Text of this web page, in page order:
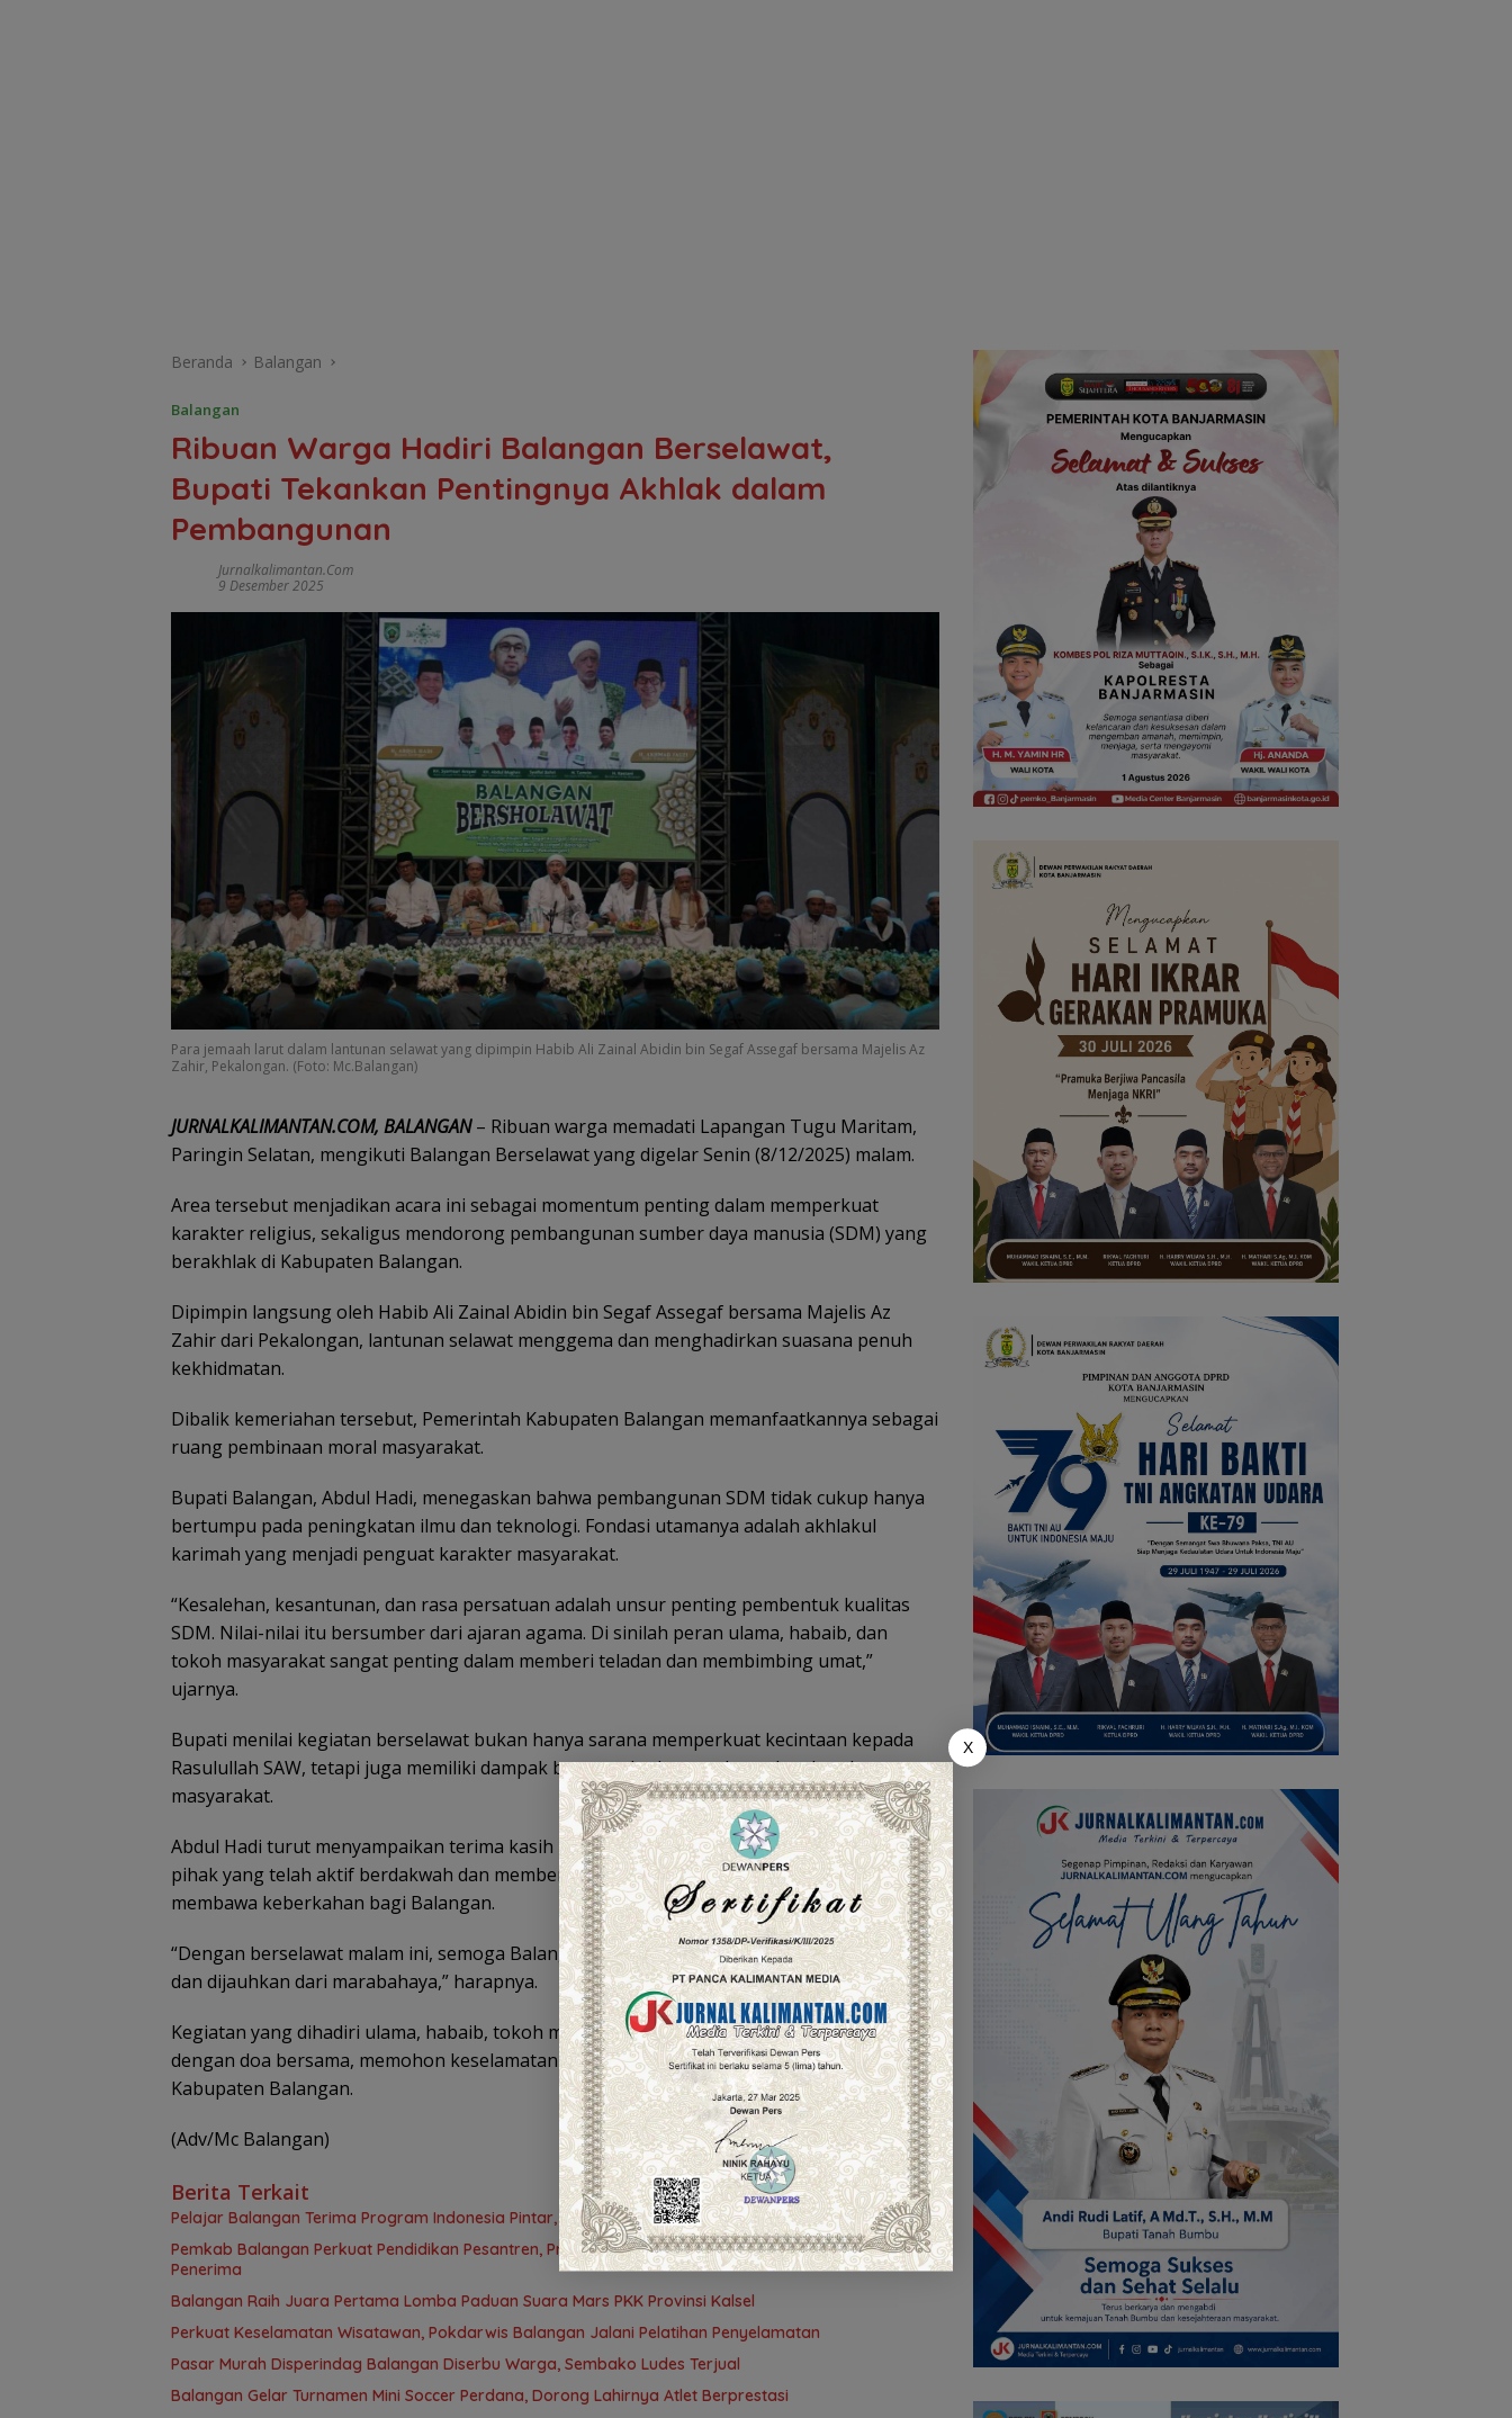
Beranda Balangan
Balangan
Ribuan Warga Hadiri Balangan Berselawat,
Bupati Tekankan Pentingnya Akhlak dalam
Pembangunan
Jurnalkalimantan.com
9 Desember 2025
Para jemaah larut dalam lantunan selawat yang dipimpin Habib Ali Zainal Abidin bin Segaf Assegaf bersama Majelis Az
Zahir, Pekalongan. (Foto: Mc.Balangan)
JURNALKALIMANTAN.COM, BALANGAN– Ribuan warga memadati Lapangan Tugu Maritam,
Paringin Selatan, mengikuti Balangan Berselawat yang digelar Senin (8/12/2025) malam.
Area tersebut menjadikan acara ini sebagai momentum penting dalam memperkuat
karakter religius, sekaligus mendorong pembangunan sumber daya manusia (SDM) yang
berakhlak di Kabupaten Balangan.
Dipimpin langsung oleh Habib Ali Zainal Abidin bin Segaf Assegaf bersama Majelis Az
Zahir dari Pekalongan, lantunan selawat menggema dan menghadirkan suasana penuh
kekhidmatan.
Dibalik kemeriahan tersebut, Pemerintah Kabupaten Balangan memanfaatkannya sebagai
ruang pembinaan moral masyarakat.
Bupati Balangan, Abdul Hadi, menegaskan bahwa pembangunan SDM tidak cukup hanya
bertumpu pada peningkatan ilmu dan teknologi. Fondasi utamanya adalah akhlakul
karimah yang menjadi penguat karakter masyarakat.
“Kesalehan, kesantunan, dan rasa persatuan adalah unsur penting pembentuk kualitas
SDM. Nilai-nilai itu bersumber dari ajaran agama. Di sinilah peran ulama, habaib, dan
tokoh masyarakat sangat penting dalam memberi teladan dan membimbing umat,”
ujarnya.
Bupati menilai kegiatan berselawat bukan hanya sarana memperkuat kecintaan kepada
Rasulullah SAW, tetapi juga memiliki dampak besar terhadap pembentukan karakter
masyarakat.
Abdul Hadi turut menyampaikan terima kasih kepada para ulama, habaib, serta semua
pihak yang telah aktif berdakwah dan memberikan teladan. Ia berharap momentum ini
membawa keberkahan bagi Balangan.
“Dengan berselawat malam ini, semoga Balangan mendapat berkah, diturunkan rahmat,
dan dijauhkan dari marabahaya,” harapnya.
Kegiatan yang dihadiri ulama, habaib, tokoh masyarakat, dan unsur Forkopimda ini ditutup
dengan doa bersama, memohon keselamatan dan perlindungan Allah SWT bagi
Kabupaten Balangan.
(Adv/Mc Balangan)
Berita Terkait
Pelajar Balangan Terima Program Indonesia Pintar, Rifqinizamy Apresiasi Komitmen Pemkab
Pemkab Balangan Perkuat Pendidikan Pesantren, Program Beasiswa Santri Sudah Jangkau 2.751
Penerima
Balangan Raih Juara Pertama Lomba Paduan Suara Mars PKK Provinsi Kalsel
Perkuat Keselamatan Wisatawan, Pokdarwis Balangan Jalani Pelatihan Penyelamatan
Pasar Murah Disperindag Balangan Diserbu Warga, Sembako Ludes Terjual
Balangan Gelar Turnamen Mini Soccer Perdana, Dorong Lahirnya Atlet Berprestasi
X